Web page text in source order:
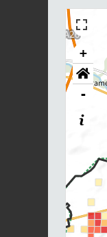
+
-